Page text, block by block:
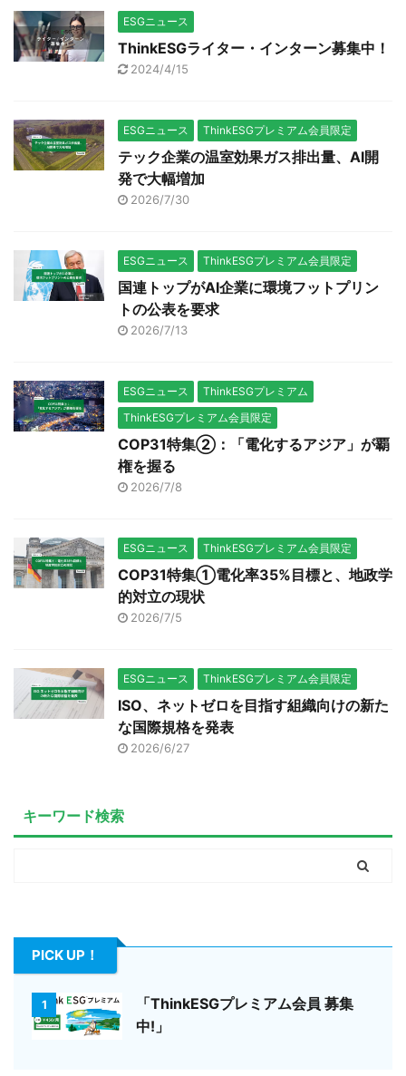
ESGニュース
ThinkESGライター・インターン募集中！
2024/4/15
ESGニュース ThinkESGプレミアム会員限定
テック企業の温室効果ガス排出量、AI開
発で大幅増加
2026/7/30
ESGニュース ThinkESGプレミアム会員限定
国連トップがAI企業に環境フットプリン
トの公表を要求
2026/7/13
ESGニュース
ThinkESGプレミアム
ThinkESGプレミアム会員限定
COP31特集②：「電化するアジア」が覇
権を握る
2026/7/8
ESGニュース ThinkESGプレミアム会員限定
COP31特集①電化率35%目標と、地政学
的対立の現状
2026/7/5
ESGニュース ThinkESGプレミアム会員限定
ISO、ネットゼロを目指す組織向けの新た
な国際規格を発表
2026/6/27
キーワード検索
PICK UP！
1
「ThinkESGプレミアム会員 募集
中!」